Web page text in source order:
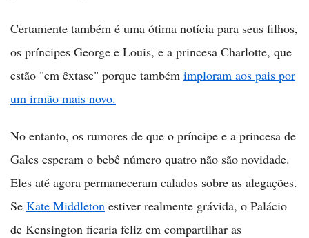
Certamente também é uma ótima notícia para seus filhos,
os príncipes George e Louis, e a princesa Charlotte, que
estão "em êxtase" porque também imploram aos pais por
um irmão mais novo.
No entanto, os rumores de que o príncipe e a princesa de
Gales esperam o bebê número quatro não são novidade.
Eles até agora permaneceram calados sobre as alegações.
Se Kate Middleton estiver realmente grávida, o Palácio
de Kensington ficaria feliz em compartilhar as